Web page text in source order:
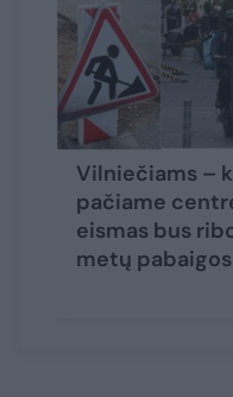
Vilniečiams –
pačiame
eismas bus
metų pabaigos